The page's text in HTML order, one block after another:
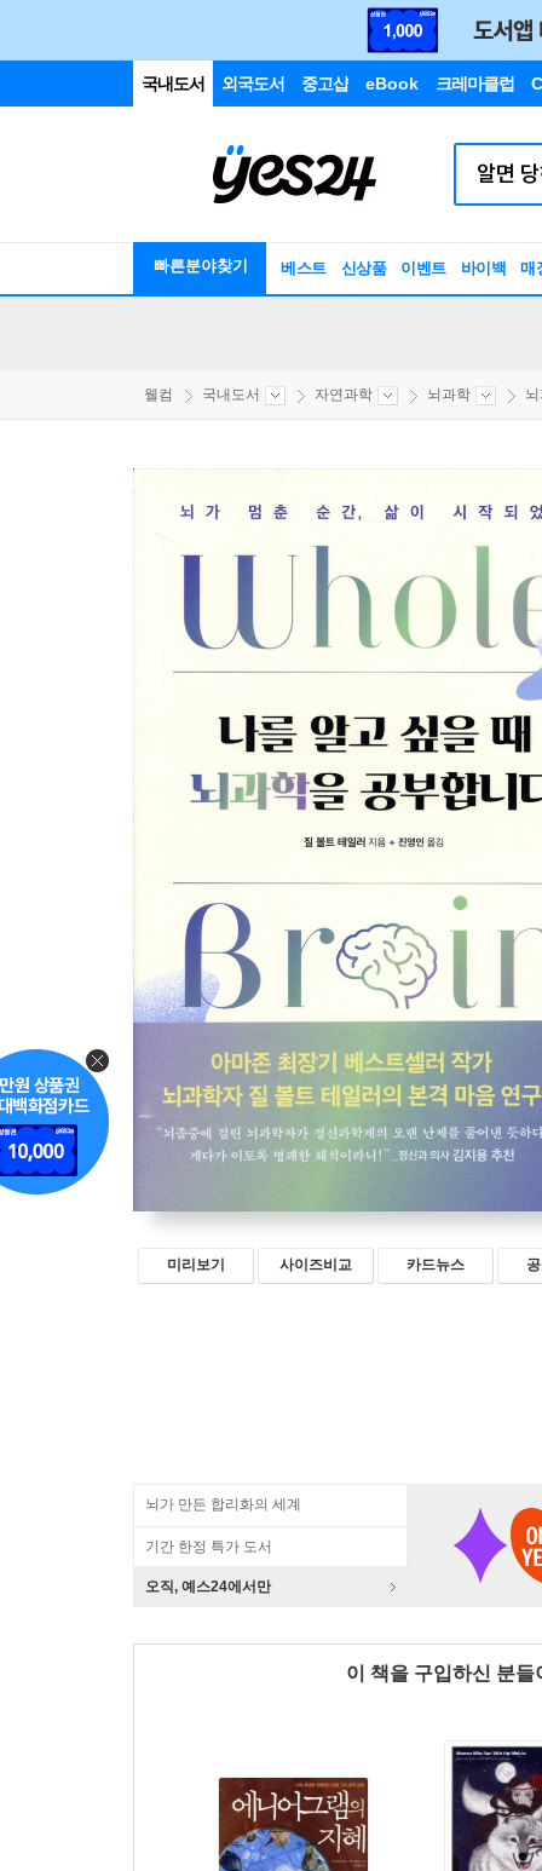
국내도서 외국도서 중고샵 eBook 크레마클럽
빠른분야찾기 베스트 신상품 이벤트 바이백 매
웰컴 국내도서 자연과학 뇌과학
미리보기 사이즈비교 카드뉴스
뇌가 만든 합리화의 세계
기간 한정 특가 도서
오직, 예스24에서만
이 책을 구입하신 분